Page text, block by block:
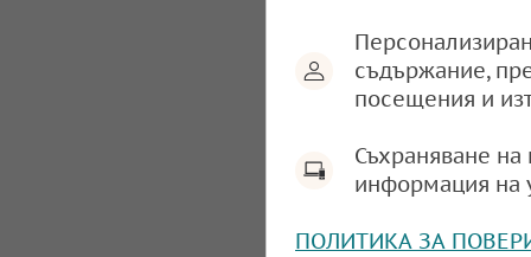
съдържание,
посещения и
Съхраняване
информация на
ПОЛИТИКА ЗА